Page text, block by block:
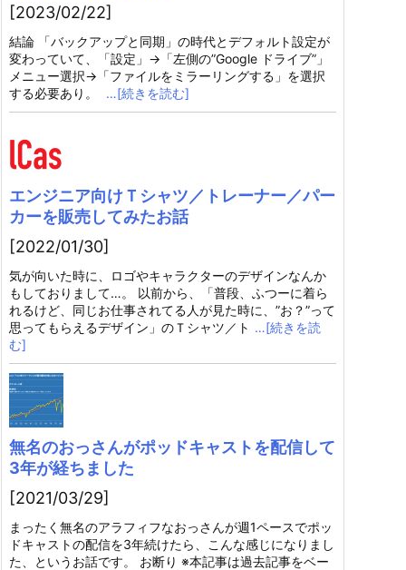
[2023/02/22]
結論 「バックアップと同期」の時代とデフォルト設定が
変わっていて、「設定」→「左側の”Google ドライブ”」
メニュー選択→「ファイルをミラーリングする」を選択
する必要あり。
…[続きを読む]
エンジニア向けＴシャツ／トレーナー／パー
カーを販売してみたお話
[2022/01/30]
気が向いた時に、ロゴやキャラクターのデザインなんか
もしておりまして…。 以前から、「普段、ふつーに着ら
れるけど、同じお仕事されてる人が見た時に、”お？”って
思ってもらえるデザイン」のＴシャツ／ト …[続きを読
む]
無名のおっさんがポッドキャストを配信して
3年が経ちました
[2021/03/29]
まったく無名のアラフィフなおっさんが週1ペースでポッ
ドキャストの配信を3年続けたら、こんな感じになりまし
た、というお話です。 お断り ※本記事は過去記事をベー